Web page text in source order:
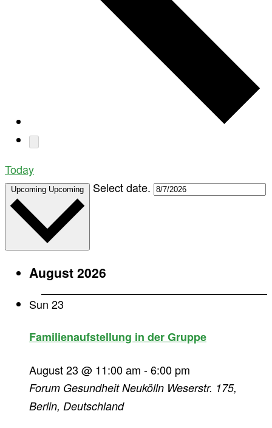
Today
Upcoming Upcoming Select date.
August 2026
Sun 23
Familienaufstellung in der Gruppe
August 23 @ 11:00 am -6:00 pm
Forum Gesundheit Neukölln Weserstr. 175,
Berlin, Deutschland